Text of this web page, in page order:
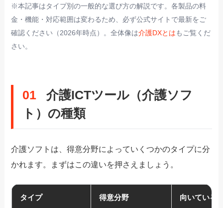
※本記事はタイプ別の一般的な選び方の解説です。各製品の料
金・機能・対応範囲は変わるため、必ず公式サイトで最新をご
確認ください（2026年時点）。全体像は介護DXとはもご覧くだ
さい。
01
介護ICTツール（介護ソフ
ト）の種類
介護ソフトは、得意分野によっていくつかのタイプに分
かれます。まずはこの違いを押さえましょう。
タイプ 得意分野 向いている